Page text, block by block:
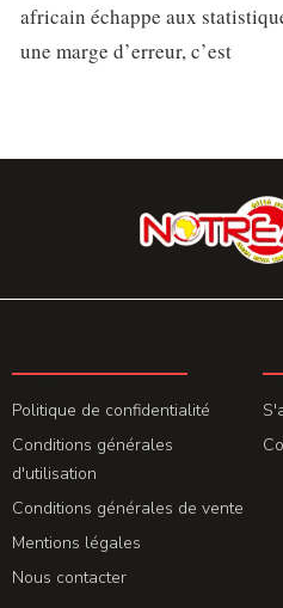
africain échappe aux
une marge d’erreur, c’est
Politique de confidentialité
Conditions générales
d'utilisation
Conditions générales de vente
Mentions légales
Nous contacter